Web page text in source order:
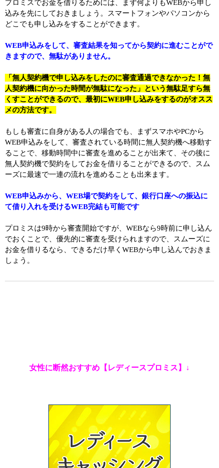
プロミスでお金を借りるためには、まず何よりもWEBから申し
込みを先にしておきましょう。スマートフォンやパソコンから
どこでも申し込みをすることができます。
WEB申込みをして、審査結果を知ってから契約に進むことがで
きますので、無駄がありません。
「無人契約機で申し込みをしたのに審査通過できなかった！無
人契約機に向かった時間が無駄になった」という無駄足すら無
くすことができるので、最初にWEB申し込みをするのがオスス
メの方法です。
もしも審査に自身がある人の場合でも、まずスマホやPCから
WEB申込みをして、審査されている時間に無人契約機へ移動す
ることで、移動時間中に審査を進めることが出来て、その後に
無人契約機で契約をしてお金を借りることができるので、スム
ーズに最速で一連の流れを進めることも出来ます。
WEB申込みから、WEB場で契約をして、銀行口座への振込に
て借り入れを受けるWEB完結も可能です
プロミスは9時から審査開始ですが、WEBなら9時前に申し込ん
でおくことで、優先的に審査を受けられますので、スムーズに
お金を借りるなら、できるだけ早くWEBから申し込んでおきま
しょう。
女性に断然おすすめ【レディースプロミス】↓